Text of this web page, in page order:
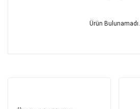
Ürün Bulunamadı.